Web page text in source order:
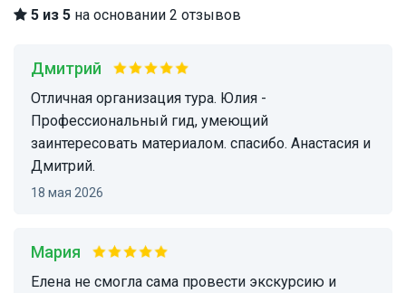
5 из 5 на основании 2 отзывов
Дмитрий
отличная организация тура. Юлия -
Профессиональный гид, умеющий
заинтересовать материалом. спасибо. Анастасия и
Дмитрий.
18 мая 2026
Мария
Елена не смогла сама провести экскурсию и